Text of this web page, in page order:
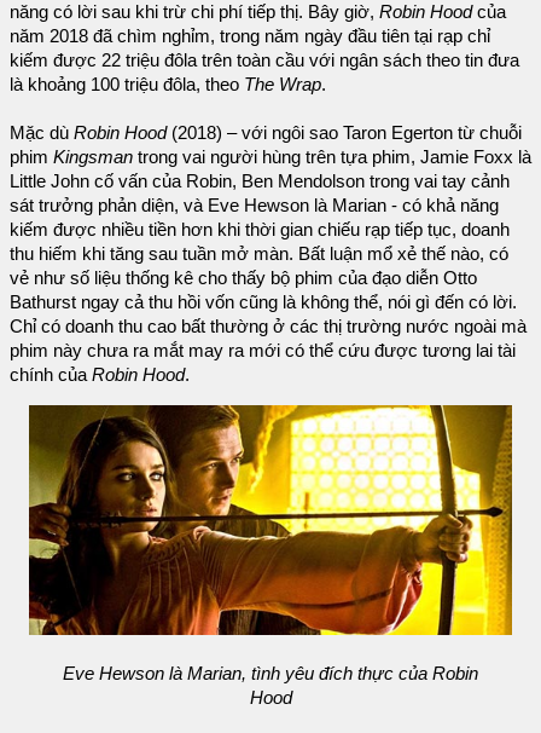
năng có lời sau khi trừ chi phí tiếp thị. Bây giờ, Robin Hoodcủa
năm 2018 đã chìm nghỉm, trong năm ngày đầu tiên tại rạp chỉ
kiếm được 22 triệu đôla trên toàn cầu với ngân sách theo tin đưa
là khoảng 100 triệu đôla, theo The Wrap.
Mặc dù Robin Hood(2018) – với ngôi sao Taron Egerton từ chuỗi
phim Kingsman trong vai người hùng trên tựa phim, Jamie Foxx là
Little John cố vấn của Robin, Ben Mendolson trong vai tay cảnh
sát trưởng phản diện, và Eve Hewson là Marian - có khả năng
kiếm được nhiều tiền hơn khi thời gian chiếu rạp tiếp tục, doanh
thu hiếm khi tăng sau tuần mở màn. Bất luận mổ xẻ thế nào, có
vẻ như số liệu thống kê cho thấy bộ phim của đạo diễn Otto
Bathurst ngay cả thu hồi vốn cũng là không thể, nói gì đến có lời.
Chỉ có doanh thu cao bất thường ở các thị trường nước ngoài mà
phim này chưa ra mắt may ra mới có thể cứu được tương lai tài
chính của Robin Hood.
Eve Hewson là Marian, tình yêu đích thực của Robin
Hood